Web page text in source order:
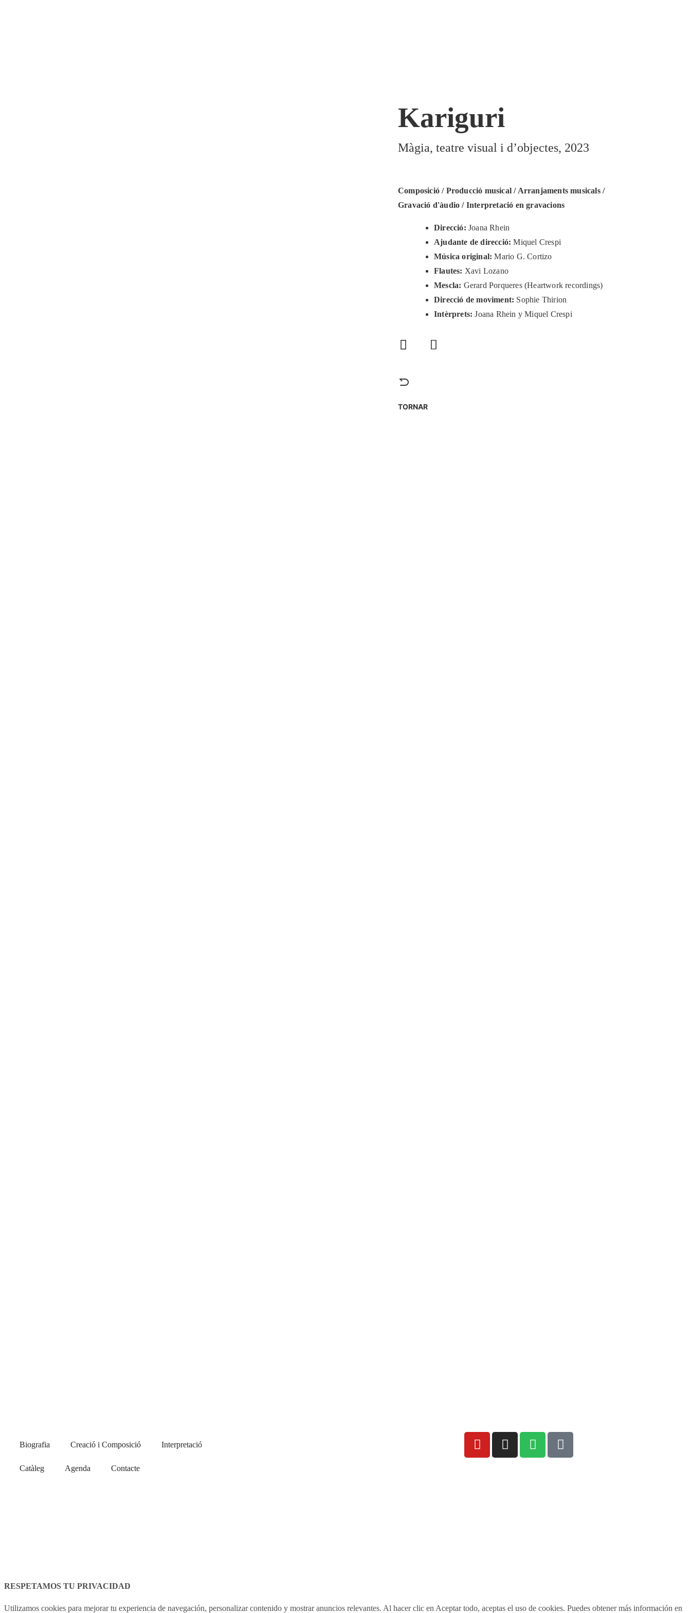
Kariguri
Màgia, teatre visual i d’objectes, 2023
Composició / Producció musical / Arranjaments musicals /
Gravació d'àudio / Interpretació en gravacions
Direcció: Joana Rhein
Ajudante de direcció: Miquel Crespi
Música original: Mario G. Cortizo
Flautes: Xavi Lozano
Mescla: Gerard Porqueres (Heartwork recordings)
Direcció de moviment: Sophie Thirion
Intèrprets: Joana Rhein y Miquel Crespi
TORNAR
Biografia Creació i Composició Interpretació
Catàleg Agenda Contacte
RESPETAMOS TU PRIVACIDAD
Utilizamos cookies para mejorar tu experiencia de navegación, personalizar contenido y mostrar anuncios relevantes. Al hacer clic en Aceptar todo, aceptas el uso de cookies. Puedes obtener más información en